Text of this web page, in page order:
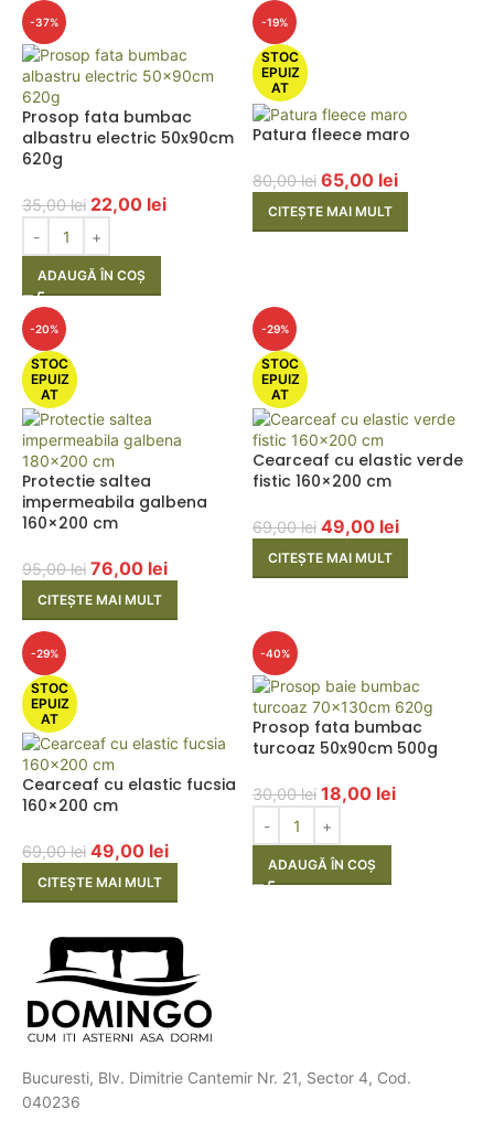
-37%
Prosop fata bumbac
albastru electric 50x90cm
620g
35,00lei 22,00 lei
ADAUGĂ ÎN COȘ
-19%
STOC
EPUIZ
AT
Patura fleece maro
80,00lei 65,00 lei
CITEȘTE MAI MULT
-20%
STOC
EPUIZ
AT
Protectie saltea
impermeabila galbena
160×200 cm
95,00lei 76,00 lei
CITEȘTE MAI MULT
-29%
STOC
EPUIZ
AT
Cearceaf cu elastic verde
fistic 160×200 cm
69,00lei 49,00 lei
CITEȘTE MAI MULT
-29%
STOC
EPUIZ
AT
Cearceaf cu elastic fucsia
160×200 cm
69,00lei 49,00 lei
CITEȘTE MAI MULT
-40%
Prosop fata bumbac
turcoaz 50x90cm 500g
30,00lei 18,00 lei
ADAUGĂ ÎN COȘ
Bucuresti, Blv. Dimitrie Cantemir Nr. 21, Sector 4, Cod.
040236